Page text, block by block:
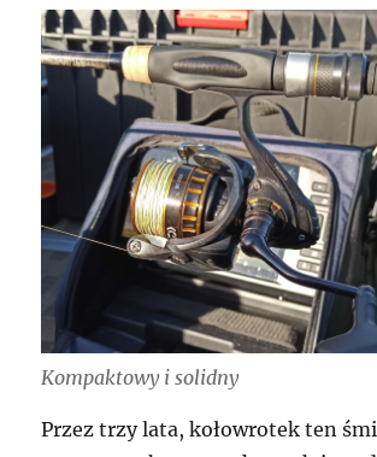
Kompaktowy i solidny
Przez trzy lata, kołowrotek ten